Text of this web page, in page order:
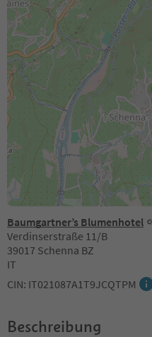
Baumgartner’s Blumenhotel
Verdinserstraße 11/B
39017 Schenna BZ
IT
CIN: IT021087A1T9JCQTPM
Beschreibung